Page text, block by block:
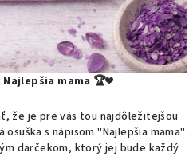
mama 🏆❤️
že je pre vás tou najdôležitejšou
s nápisom "Najlepšia mama"
darčekom, ktorý jej bude každý